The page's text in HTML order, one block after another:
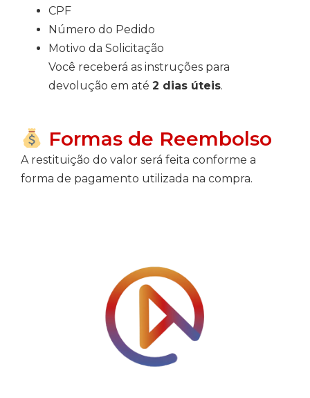
CPF
Número do Pedido
Motivo da Solicitação
Você receberá as instruções para
devolução em até 2 dias úteis.
Formas de Reembolso
A restituição do valor será feita conforme a
forma de pagamento utilizada na compra.